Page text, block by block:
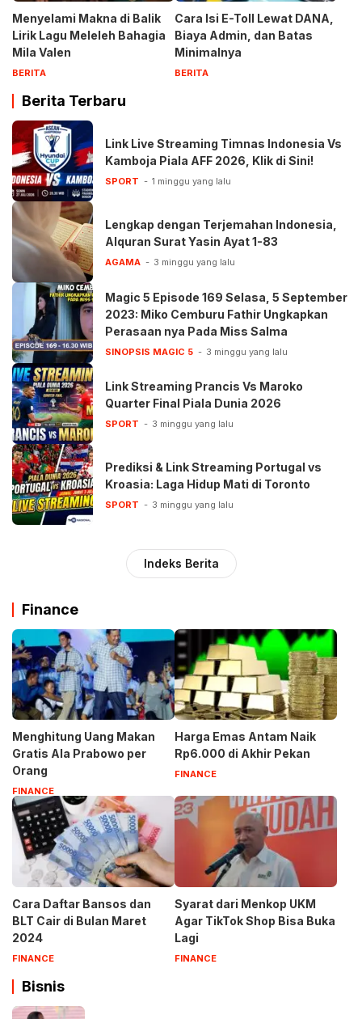
Menyelami Makna di Balik
Lirik Lagu Meleleh Bahagia
Mila Valen
BERITA
Cara Isi E-Toll Lewat DANA,
Biaya Admin, dan Batas
Minimalnya
BERITA
Berita Terbaru
Link Live Streaming Timnas Indonesia Vs
Kamboja Piala AFF 2026, Klik di Sini!
SPORT 1 minggu yang lalu
Lengkap dengan Terjemahan Indonesia,
Alquran Surat Yasin Ayat 1-83
AGAMA 3 minggu yang lalu
Magic 5 Episode 169 Selasa, 5 September
2023: Miko Cemburu Fathir Ungkapkan
Perasaan nya Pada Miss Salma
SINOPSIS MAGIC 5 3 minggu yang lalu
Link Streaming Prancis Vs Maroko
Quarter Final Piala Dunia 2026
SPORT 3 minggu yang lalu
Prediksi & Link Streaming Portugal vs
Kroasia: Laga Hidup Mati di Toronto
SPORT 3 minggu yang lalu
Indeks Berita
Finance
Menghitung Uang Makan
Gratis Ala Prabowo per
Orang
FINANCE
Harga Emas Antam Naik
Rp6.000 di Akhir Pekan
FINANCE
Cara Daftar Bansos dan
BLT Cair di Bulan Maret
2024
FINANCE
Syarat dari Menkop UKM
Agar TikTok Shop Bisa Buka
Lagi
FINANCE
Bisnis